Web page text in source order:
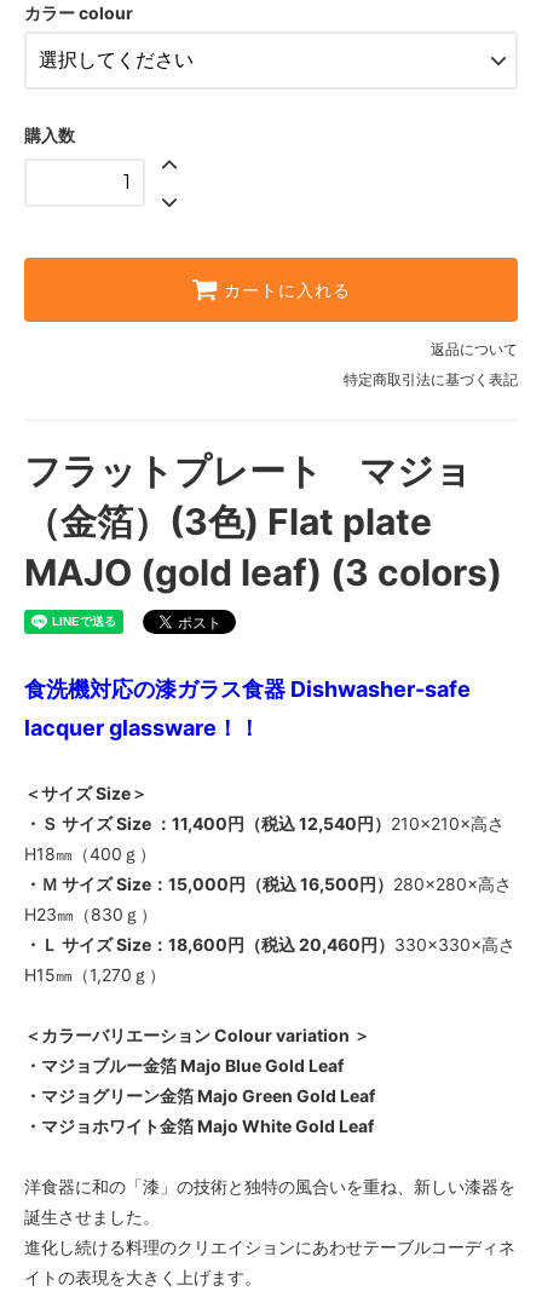
Ｍ サイズ：16500円 (税込)
15,000円(税込16,500円)
Ｌ サイズ：20460円 (税込)
18,600円(税込20,460円)
カラー colour
購入数
カートに入れる
返品について
特定商取引法に基づく表記
フラットプレート マジョ
（金箔）(3色) Flat plate
MAJO (gold leaf) (3 colors)
食洗機対応の漆ガラス食器 Dishwasher-safe
lacquer glassware！！
＜サイズ Size＞
・Ｓ サイズ Size ：11,400円（税込 12,540円） 210×210×高さ
H18㎜（400ｇ）
・Ｍ サイズ Size：15,000円（税込 16,500円） 280×280×高さ
H23㎜（830ｇ）
・Ｌ サイズ Size：18,600円（税込 20,460円） 330×330×高さ
H15㎜（1,270ｇ）
＜カラーバリエーション Colour variation ＞
・マジョブルー金箔 Majo Blue Gold Leaf
・マジョグリーン金箔 Majo Green Gold Leaf
・マジョホワイト金箔 Majo White Gold Leaf
洋食器に和の「漆」の技術と独特の風合いを重ね、新しい漆器を
誕生させました。
進化し続ける料理のクリエイションにあわせテーブルコーディネ
イトの表現を大きく上げます。